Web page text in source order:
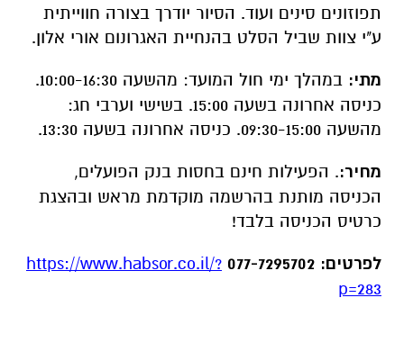
תפוזונים סינים ועוד. הסיור יודרך בצורה חווייתית
ע"י צוות שביל הסלט בהנחיית האגרונום אורי אלון.
מתי:
במהלך ימי חול המועד: מהשעה 10:00-16:30.
כניסה אחרונה בשעה 15:00. בשישי וערבי חג:
מהשעה 09:30-15:00. כניסה אחרונה בשעה 13:30.
מחיר:. הפעילות חינם בחסות בנק הפועלים,
הכניסה מותנת בהרשמה מוקדמת מראש ובהצגת
כרטיס הכניסה בלבד!
לפרטים: 077-7295702
https://www.habsor.co.il/?
p=283